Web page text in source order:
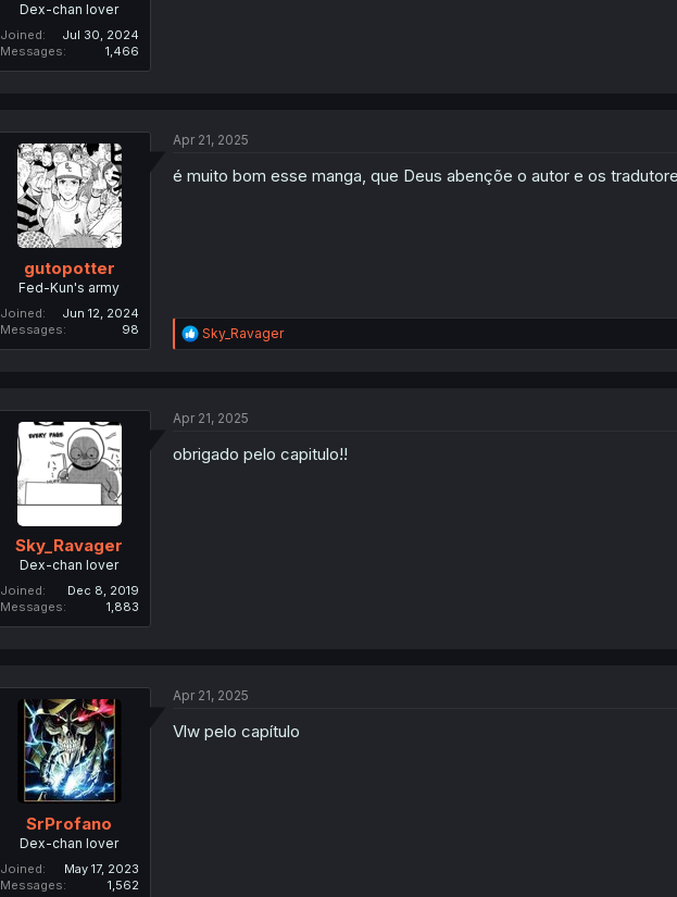
Dex-chan lover
Joined
Jul 30, 2024
Messages
1,466
gutopotter
Fed-Kun's army
Joined
Jun 12, 2024
Messages
98
Apr 21, 2025
é muito bom esse manga, que Deus abençõe o autor e os
R
e
i
n
Sky_Ravager
Sky_Ravager
Dex-chan lover
Joined
Dec 8, 2019
Messages
1,883
Apr 21, 2025
obrigado pelo capitulo!!
SrProfano
Dex-chan lover
Joined
May 17, 2023
Messages
1,562
Apr 21, 2025
Vlw pelo capítulo